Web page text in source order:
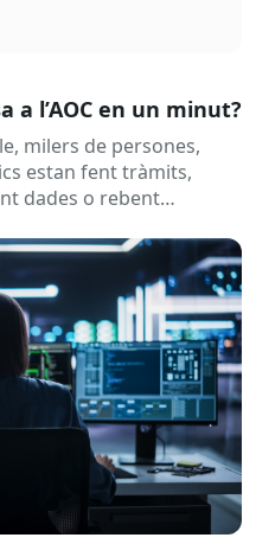
a l’AOC en un minut?
milers de persones,
estan fent tràmits,
dades o rebent